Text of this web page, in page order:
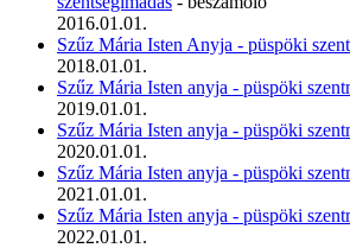
2016.01.01.
Szűz Mária Isten Anyja - püspöki
2018.01.01.
Szűz Mária Isten anyja - püspöki
2019.01.01.
Szűz Mária Isten anyja - püspöki
2020.01.01.
Szűz Mária Isten anyja - püspöki
2021.01.01.
Szűz Mária Isten anyja - püspöki
2022.01.01.